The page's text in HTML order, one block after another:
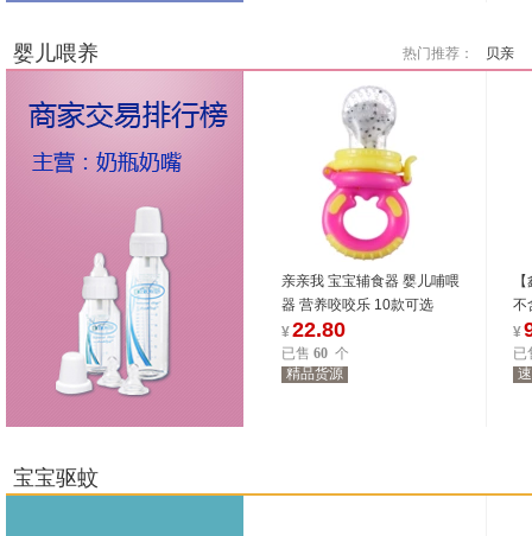
8.27-8.31
婴儿喂养 热门推荐： 贝亲
7.31-8.3
亲亲我 宝宝辅食器 婴儿哺喂
器 营养咬咬乐 10款可选
¥22.80
已售 60 个
精品货源
不
¥
已
宝宝驱蚊